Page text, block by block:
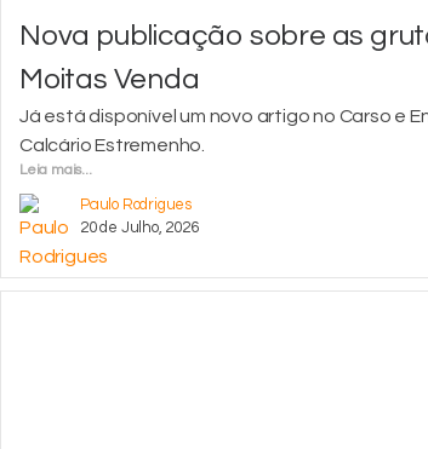
Nova publicação sobre as
Moitas Venda
Já está disponível um novo artigo no Carso e
Calcário Estremenho.
Leia mais...
Paulo Rodrigues
20 de Julho, 2026